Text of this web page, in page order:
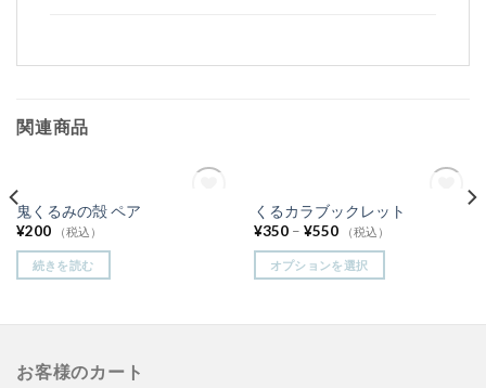
関連商品
在庫切れ
鬼くるみの殻 ペア
¥200 （税込）
続きを読む
在庫切れ
くるカラブックレット
¥350– ¥550 （税込）
オプションを選択
お客様のカート